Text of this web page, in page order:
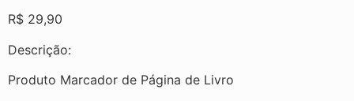
R$ 29,90
Descrição:
Produto Marcador de Página de Livro